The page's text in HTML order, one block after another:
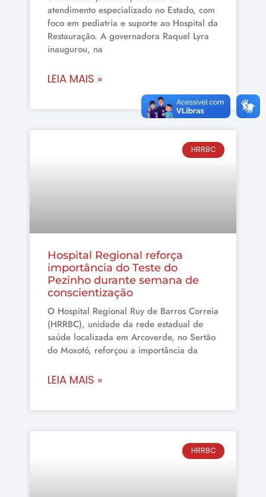
atendimento especializado no Estado, com
foco em pediatria e suporte ao Hospital da
Restauração. A governadora Raquel Lyra
inaugurou, na
LEIA MAIS »
HRRBC
Hospital Regional reforça
importância do Teste do
Pezinho durante semana de
conscientização
O Hospital Regional Ruy de Barros Correia
(HRRBC), unidade da rede estadual de
saúde localizada em Arcoverde, no Sertão
do Moxotó, reforçou a importância da
LEIA MAIS »
HRRBC